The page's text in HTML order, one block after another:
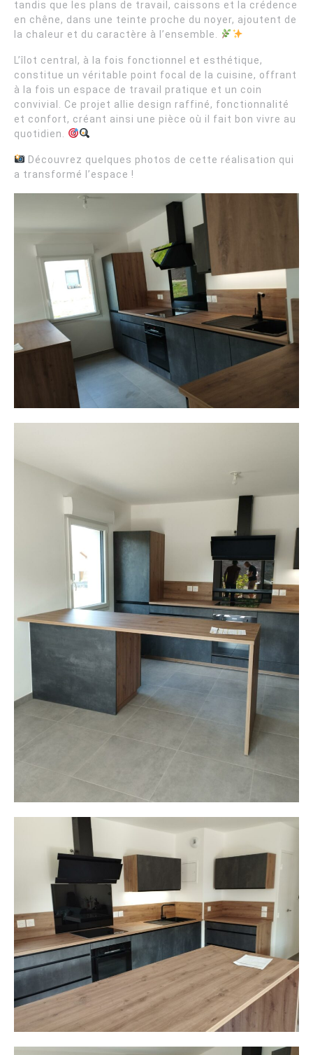
tandis que les plans de travail, caissons et la crédence
en chêne, dans une teinte proche du noyer, ajoutent de
la chaleur et du caractère à l’ensemble.
L’îlot central, à la fois fonctionnel et esthétique,
constitue un véritable point focal de la cuisine, offrant
à la fois un espace de travail pratique et un coin
convivial. Ce projet allie design raffiné, fonctionnalité
et confort, créant ainsi une pièce où il fait bon vivre au
quotidien.
Découvrez quelques photos de cette réalisation qui
a transformé l’espace !